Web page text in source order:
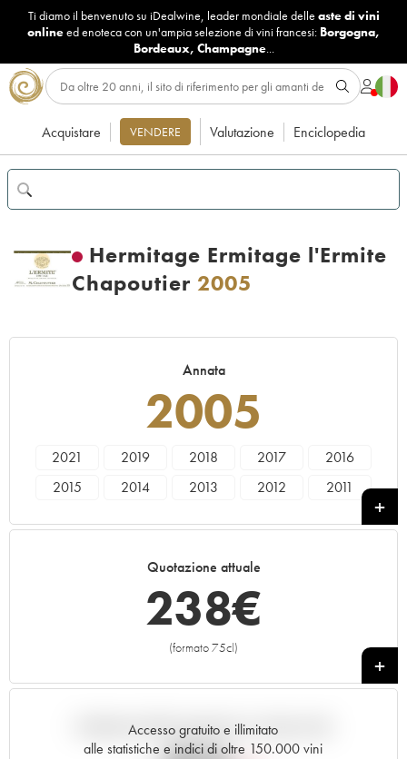
Ti diamo il benvenuto su iDealwine, leader mondiale delle aste di vini
onlineed enoteca con un'ampia selezione di vini francesi: Borgogna,
Bordeaux, Champagne...
Acquistare VENDERE Valutazione Enciclopedia
Hermitage Ermitage l'Ermite
Chapoutier 2005
Annata
2005
2021 2019 2018 2017
2016
2015
2014 2013 2012
2011
1999 1998 1997
Quotazione attuale
238€
(formato 75cl)
+
Accesso gratuito e illimitato
alle statistiche e indici di oltre 150.000 vini
Andamento della quotazione in tempo reale